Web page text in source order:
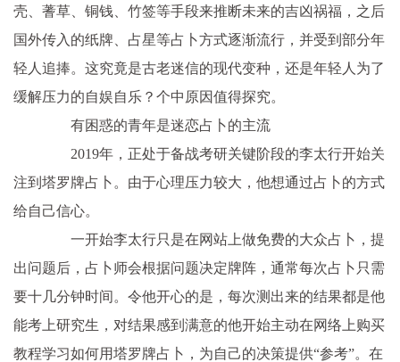
壳、蓍草、铜钱、竹签等手段来推断未来的吉凶祸福，之后
国外传入的纸牌、占星等占卜方式逐渐流行，并受到部分年
轻人追捧。这究竟是古老迷信的现代变种，还是年轻人为了
缓解压力的自娱自乐？个中原因值得探究。
有困惑的青年是迷恋占卜的主流
2019年，正处于备战考研关键阶段的李太行开始关
注到塔罗牌占卜。由于心理压力较大，他想通过占卜的方式
给自己信心。
一开始李太行只是在网站上做免费的大众占卜，提
出问题后，占卜师会根据问题决定牌阵，通常每次占卜只需
要十几分钟时间。令他开心的是，每次测出来的结果都是他
能考上研究生，对结果感到满意的他开始主动在网络上购买
教程学习如何用塔罗牌占卜，为自己的决策提供“参考”。在